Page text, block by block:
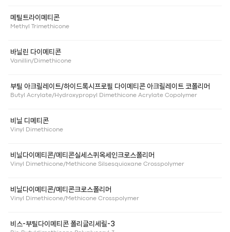
메틸트라이메티콘
Methyl Trimethicone
바닐린 다이메티콘
Vanillin/Dimethicone
부틸 아크릴레이트/하이드록시프로필 다이메티콘 아크릴레이트 코폴리머
Butyl Acrylate/Hydroxypropyl Dimethicone Acrylate Copolymer
비닐 디메티콘
Vinyl Dimethicone
비닐다이메티콘/메티콘실세스퀴옥세인크로스폴리머
Vinyl Dimethicone/Methicone Silsesquioxane Crosspolymer
비닐다이메티콘/메티콘크로스폴리머
Vinyl Dimethicone/Methicone Crosspolymer
비스-부틸다이메티콘 폴리글리세릴-3